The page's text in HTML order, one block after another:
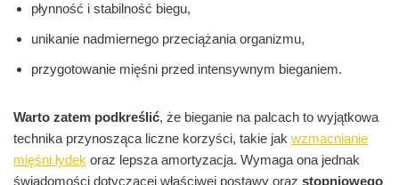
płynność i stabilność biegu,
unikanie nadmiernego przeciążania organizmu,
przygotowanie mięśni przed intensywnym bieganiem.
Warto zatem podkreślić, że bieganie na palcach to wyjątkowa
technika przynosząca liczne korzyści, takie jak wzmacnianie
mięśni łydek oraz lepsza amortyzacja. Wymaga ona jednak
świadomości dotyczącej właściwej postawy oraz stopniowego